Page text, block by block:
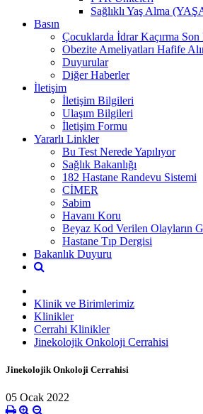
Sağlıklı Yaş Alma
Basın
Çocuklarda İdrar Kaçırma
Obezite Ameliyatları Hafife
Duyurular
Diğer Haberler
İletişim
İletişim Bilgileri
Ulaşım Bilgileri
İletişim Formu
Yararlı Linkler
Bu Test Nerede Yapılıyor
Sağlık Bakanlığı
182 Hastane Randevu Sistemi
CİMER
Sabim
Havanı Koru
Beyaz Kod Verilen Olayların
Hastane Tıp Dergisi
Bakanlık Duyuru
Klinik ve Birimlerimiz
Klinikler
Cerrahi Klinikler
Jinekolojik Onkoloji Cerrahisi
Jinekolojik Onkoloji Cerrahisi
05 Ocak 2022